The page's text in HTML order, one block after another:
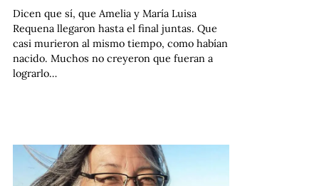
Dicen que sí, que Amelia y María Luisa
Requena llegaron hasta el final juntas. Que
casi murieron al mismo tiempo, como habían
nacido. Muchos no creyeron que fueran a
lograrlo…